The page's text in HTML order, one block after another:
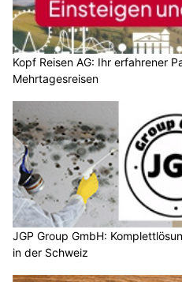
Kopf Reisen AG: Ihr erfahrener
Mehrtagesreisen
JGP Group GmbH:
in der Schweiz